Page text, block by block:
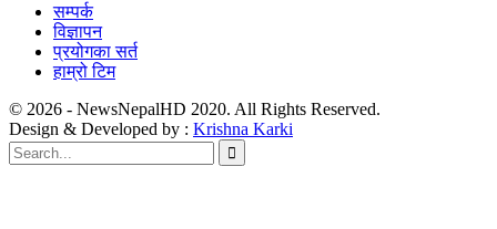
सम्पर्क
विज्ञापन
प्रयोगका सर्त
हाम्रो टिम
© 2026 - NewsNepalHD 2020. All Rights Reserved.
Design & Developed by : Krishna Karki